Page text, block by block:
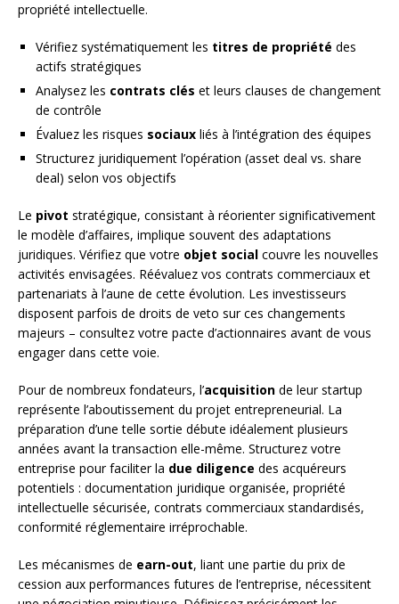
propriété intellectuelle.
Vérifiez systématiquement les titres de propriété des
actifs stratégiques
Analysez les contrats clés et leurs clauses de changement
de contrôle
Évaluez les risques sociaux liés à l’intégration des équipes
Structurez juridiquement l’opération (asset deal vs. share
deal) selon vos objectifs
Le pivot stratégique, consistant à réorienter significativement
le modèle d’affaires, implique souvent des adaptations
juridiques. Vérifiez que votre objet social couvre les nouvelles
activités envisagées. Réévaluez vos contrats commerciaux et
partenariats à l’aune de cette évolution. Les investisseurs
disposent parfois de droits de veto sur ces changements
majeurs – consultez votre pacte d’actionnaires avant de vous
engager dans cette voie.
Pour de nombreux fondateurs, l’acquisition de leur startup
représente l’aboutissement du projet entrepreneurial. La
préparation d’une telle sortie débute idéalement plusieurs
années avant la transaction elle-même. Structurez votre
entreprise pour faciliter la due diligence des acquéreurs
potentiels : documentation juridique organisée, propriété
intellectuelle sécurisée, contrats commerciaux standardisés,
conformité réglementaire irréprochable.
Les mécanismes de earn-out, liant une partie du prix de
cession aux performances futures de l’entreprise, nécessitent